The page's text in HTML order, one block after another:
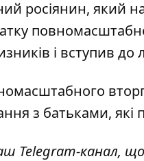
росіянин, який
і вступив до
з батьками, які
Telegram-канал,